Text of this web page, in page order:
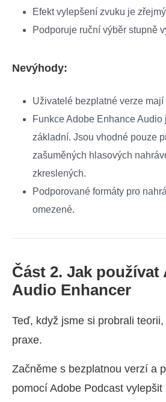
Efekt vylepšení zvuku je
Podporuje ruční výběr stupně
Nevýhody:
Uživatelé bezplatné verze
Funkce Adobe Enhance Audio
základní. Jsou vhodné pouze
zašuměných hlasových
zkreslených.
Podporované formáty pro
omezené.
Část 2. Jak používat
Audio Enhancer
Teď, když jsme si probrali
praxe.
Začněme s bezplatnou verzí a
pomocí Adobe Podcast vylepšit